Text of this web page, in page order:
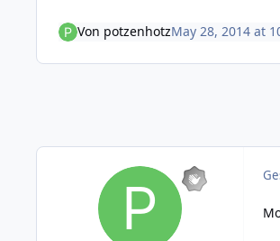
Von potzenhotzMay 28, 2014 at